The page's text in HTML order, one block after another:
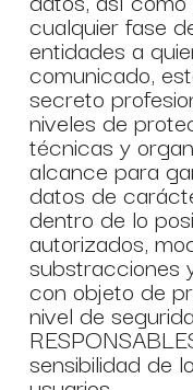
cualquier fase
entidades a
comunicado,
secreto
niveles de
técnicas y
alcance para
datos de
dentro de lo
autorizados,
substracciones
con objeto de
nivel de
sensibilidad de